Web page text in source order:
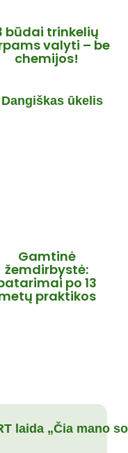
būdai trinkelių
valyti – be
chemijos!
Gamtinė
žemdirbystė:
po 13
praktikos